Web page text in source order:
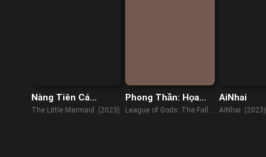
Nàng Tiên Cá
(RAWCAM)
The Little Mermaid (2023)
Phong Thần: Họa
Thương
League of Gods: The Fall
AiNhai
AiNhai (2023)